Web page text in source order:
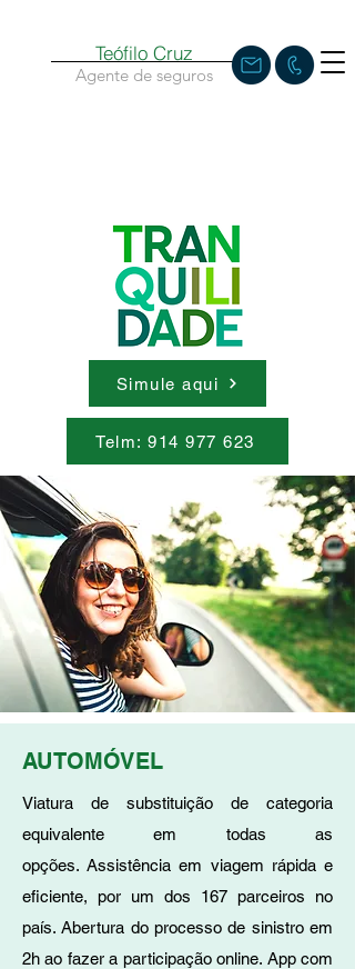
Teófilo Cruz
Agente de seguros
Simule aqui
Telm: 914 977 623
AUTOMÓVEL
Viatura de substituição de categoria
equivalente em todas as
opções. Assistência em viagem rápida e
eficiente, por um dos 167 parceiros no
país. Abertura do processo de sinistro em
2h ao fazer a participação online. App com